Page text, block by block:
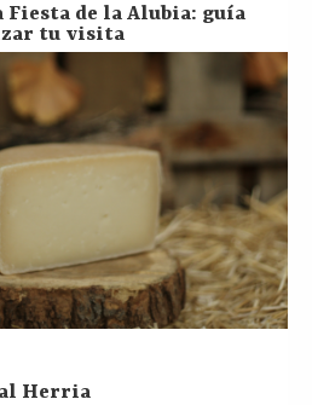
de la Alubia: guía
tu visita
Herria